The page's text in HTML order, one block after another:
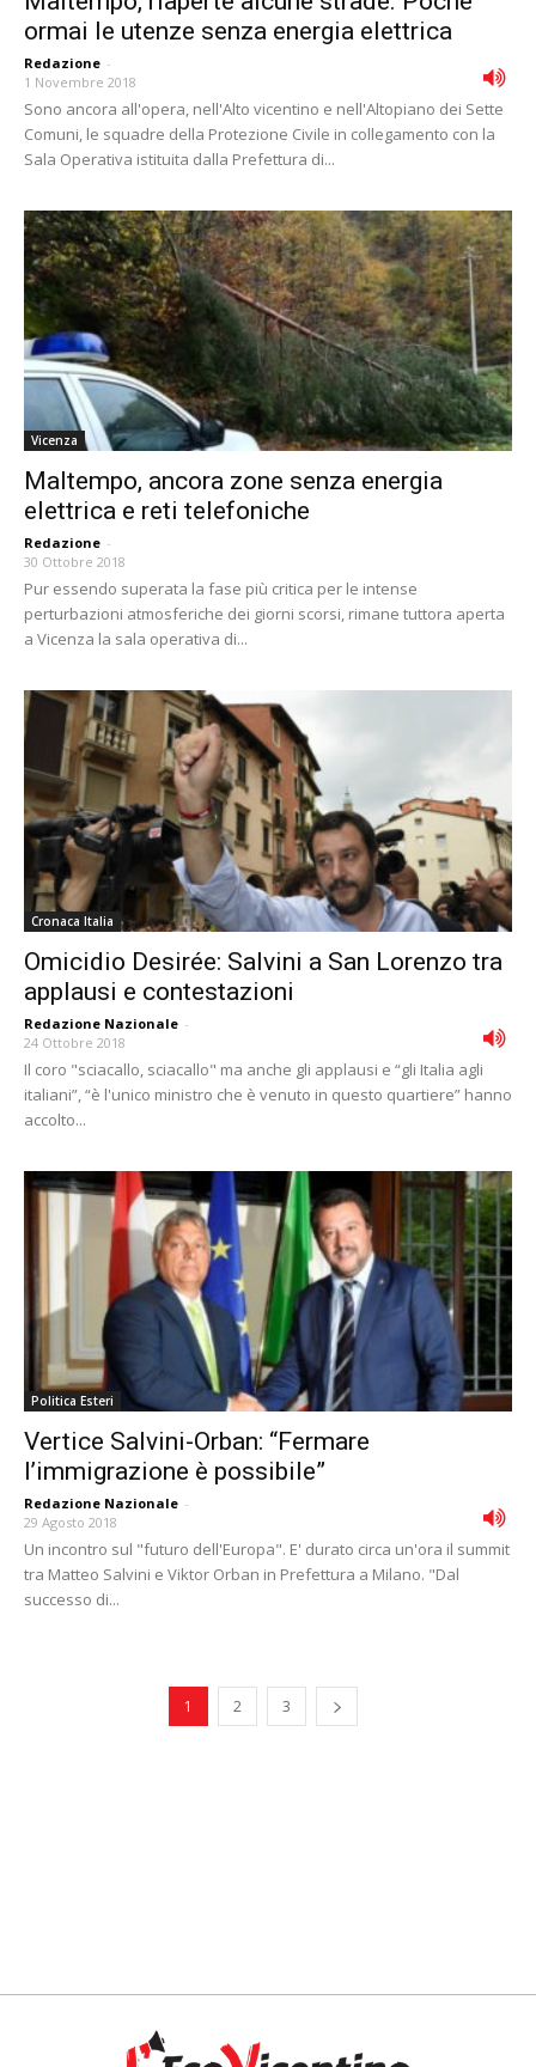
ormai le utenze senza energia elettrica
Redazione -
1 Novembre 2018
Sono ancora all'opera, nell'Alto vicentino e nell'Altopiano dei Sette
Comuni, le squadre della Protezione Civile in collegamento con la
Sala Operativa istituita dalla Prefettura di...
Vicenza
Maltempo, ancora zone senza energia
elettrica e reti telefoniche
Redazione -
30 Ottobre 2018
Pur essendo superata la fase più critica per le intense
perturbazioni atmosferiche dei giorni scorsi, rimane tuttora aperta
a Vicenza la sala operativa di...
Cronaca Italia
Omicidio Desirée: Salvini a San Lorenzo tra
applausi e contestazioni
Redazione Nazionale -
24 Ottobre 2018
Il coro "sciacallo, sciacallo" ma anche gli applausi e “gli Italia agli
italiani”, “è l'unico ministro che è venuto in questo quartiere” hanno
accolto...
Politica Esteri
Vertice Salvini-Orban: “Fermare
l’immigrazione è possibile”
Redazione Nazionale -
29 Agosto 2018
Un incontro sul "futuro dell'Europa". E' durato circa un'ora il summit
tra Matteo Salvini e Viktor Orban in Prefettura a Milano. "Dal
successo di...
1 2 3